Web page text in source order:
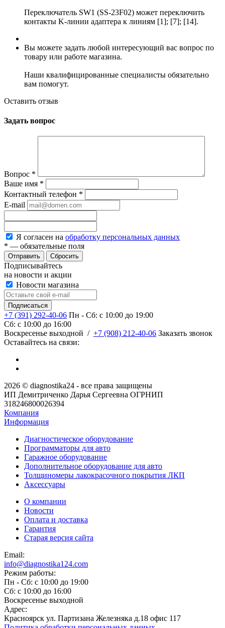
Переключатель SW1 (SS-23F02) может переключить
контакты K-линии адаптера к линиям [1]; [7]; [14].
Вы можете задать любой интересующий вас вопрос по
товару или работе магазина.
Наши квалифицированные специалисты обязательно
вам помогут.
Оставить отзыв
Задать вопрос
Вопрос *
Ваше имя *
Контактный телефон *
E-mail
Я согласен на обработку персональных данных
* — обязательные поля
Сбросить
Подписывайтесь
на новости и акции
Новости магазина
+7 (391) 292-40-06 Пн - Сб: c 10:00 до 19:00
Сб: c 10:00 до 16:00
​Воскресенье выходной / +7 (908) 212-40-06 Заказать звонок
Оставайтесь на связи:
2026 © diagnostika24 - все права защищены
ИП Демитриченко Дарья Сергеевна ОГРНИП
318246800026394
Компания
Информация
Диагностическое оборудование
Программаторы для авто
Гаражное оборудование
Дополнительное оборудование для авто
Толщиномеры лакокрасочного покрытия ЛКП
Аксессуары
О компании
Новости
Оплата и доставка
Гарантия
Старая версия сайта
Email:
info@diagnostika124.com
Режим работы:
Пн - Сб: c 10:00 до 19:00
Сб: c 10:00 до 16:00
​Воскресенье выходной
Адрес:
Красноярск ул. Партизана Железняка д.18 офис 117